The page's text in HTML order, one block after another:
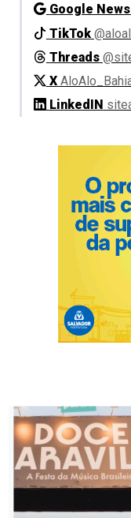
Google News
TikTok
Threads
X
LinkedIN